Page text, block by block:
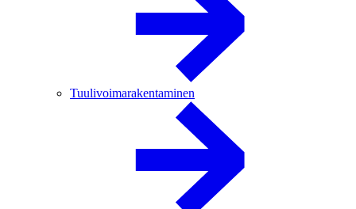
Tuulivoimarakentaminen